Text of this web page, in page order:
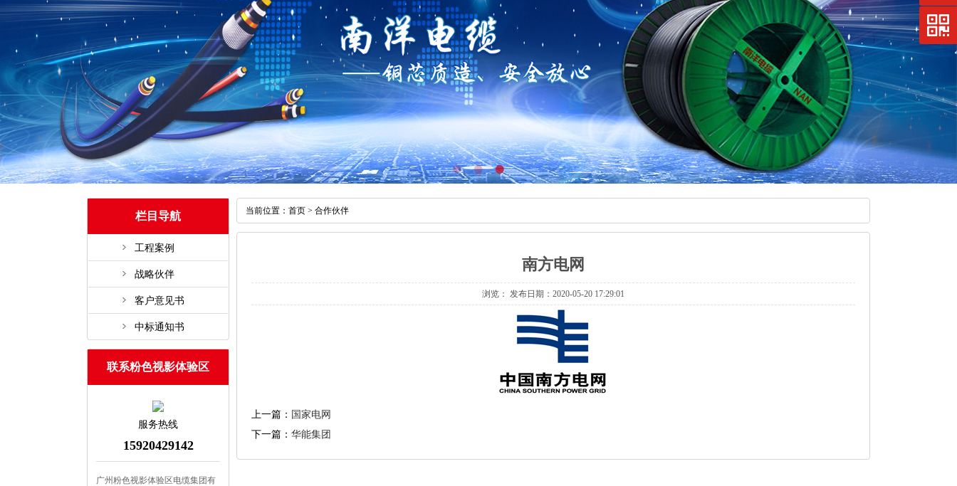
栏目导航
工程案例
战略伙伴
客户意见书
中标通知书
联系粉色视影体验区
服务热线
15920429142
广州粉色视影体验区电缆集团有
当前位置： 首页 > 合作伙伴
南方电网
浏览： 发布日期：2020-05-20 17:29:01
上一篇： 国家电网
下一篇： 华能集团